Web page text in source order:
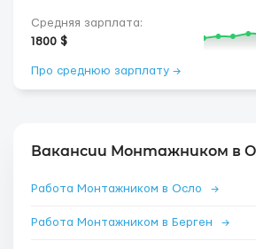
Средняя зарплата:
1800 $
Про среднюю зарплату →
Вакансии Монтажником в
Работа Монтажником в Осло →
Работа Монтажником в Берген →